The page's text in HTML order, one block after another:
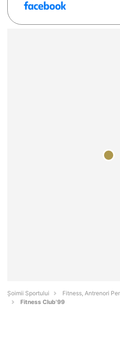
Șoimii Sportului
Fitness, Antrenori
Fitness Club'99